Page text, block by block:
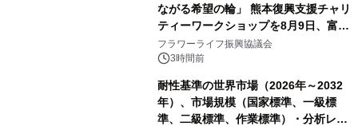
ながる希望の輪」 熊本復興支援チャリ
ティーワークショップを8月9日、富
山・射水で開催
フラワーライフ振興協議会
3時間前
耐性基準の世界市場（2026年～2032
年）、市場規模（国家標準、一級標
準、二級標準、作業標準）・分析レポ